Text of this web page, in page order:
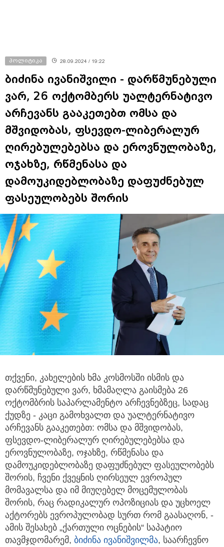
პოლიტიკა 28.09.2024 / 19:22
ბიძინა ივანიშვილი - დარწმუნებული
ვარ, 26 ოქტომბერს უალტერნატივო
არჩევანს გააკეთებთ ომსა და
მშვიდობას, ფსევდო-ლიბერალურ
ღირებულებებსა და ეროვნულობაზე,
ოჯახზე, რწმენასა და
დამოუკიდებლობაზე დაფუძნებულ
ფასეულობებს შორის
თქვენი, კახელების ხმა კოსმოსში ისმის და
დარწმუნებული ვარ, ხმამაღლა გაისმება 26
ოქტომბრის საპარლამენტო არჩევნებზეც, სადაც
ქუდზე - კაცი გამოხვალთ და უალტერნატივო
არჩევანს გააკეთებთ: ომსა და მშვიდობას,
ფსევდო-ლიბერალურ ღირებულებებსა და
ეროვნულობაზე, ოჯახზე, რწმენასა და
დამოუკიდებლობაზე დაფუძნებულ ფასეულობებს
შორის, ჩვენი ქვეყნის ღირსეულ ევროპულ
მომავალსა და იმ მიუღებელ მოცემულობას
შორის, რაც რადიკალურ ოპოზიციას და უცხოელ
აქტორებს ევროპულობად სურთ რომ გაასაღონ, -
ამის შესახებ „ქართული ოცნების“ საპატიო
თავმჯდომარემ, ბიძინა ივანიშვილმა, საარჩევნო